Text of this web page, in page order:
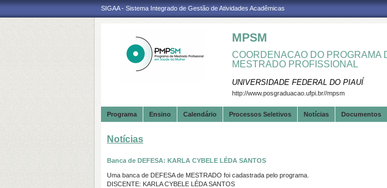
SIGAA - Sistema Integrado de Gestão de Atividades Acadêmicas
MPSM
COORDENACAO DO PROGRAMA
MESTRADO PROFISSIONAL
UNIVERSIDADE FEDERAL DO PIAUÍ
http://www.posgraduacao.ufpi.br//mpsm
Programa Ensino Calendário Processos Seletivos Notícias Documentos
Notícias
Banca de DEFESA: KARLA CYBELE LÉDA SANTOS
Uma banca de DEFESA de MESTRADO foi cadastrada pelo programa.
DISCENTE: KARLA CYBELE LÉDA SANTOS